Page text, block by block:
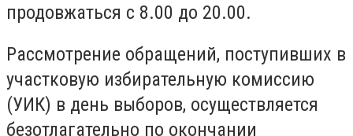
продовжаться с 8.00 до 20.00.
Рассмотрение обращений, поступивших в
участковую избирательную комиссию
(УИК) в день выборов, осуществляется
безотлагательно по окончании